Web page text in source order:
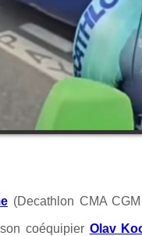
(Decathlon CMA
coéquipier Olav